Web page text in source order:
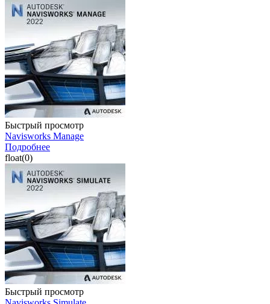
Быстрый просмотр
Navisworks Manage
Подробнее
float(0)
Быстрый просмотр